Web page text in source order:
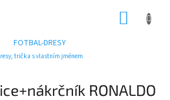
FOTBAL-DRESY
trička s vlastním jménem
RONALDO